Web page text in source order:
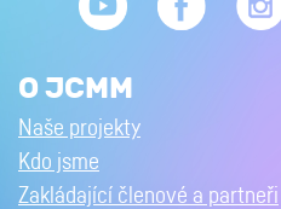
O JCMM
Naše projekty
Kdo jsme
Zakládající členové a partneři